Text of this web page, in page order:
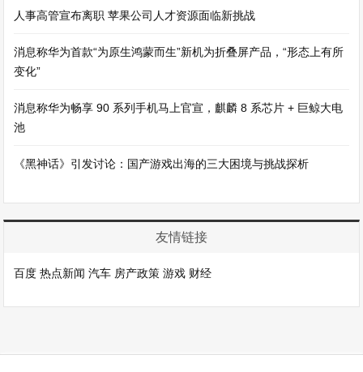
人事高管宣布离职 苹果公司人才资源面临新挑战
消息称华为首款“为原生鸿蒙而生”新机为折叠屏产品，“形态上有所
变化”
消息称华为畅享 90 系列手机马上官宣，麒麟 8 系芯片 + 巨鲸大电
池
《黑神话》引发讨论：国产游戏出海的三大困境与挑战探析
友情链接
百度 热点新闻 汽车 房产政策 游戏 财经